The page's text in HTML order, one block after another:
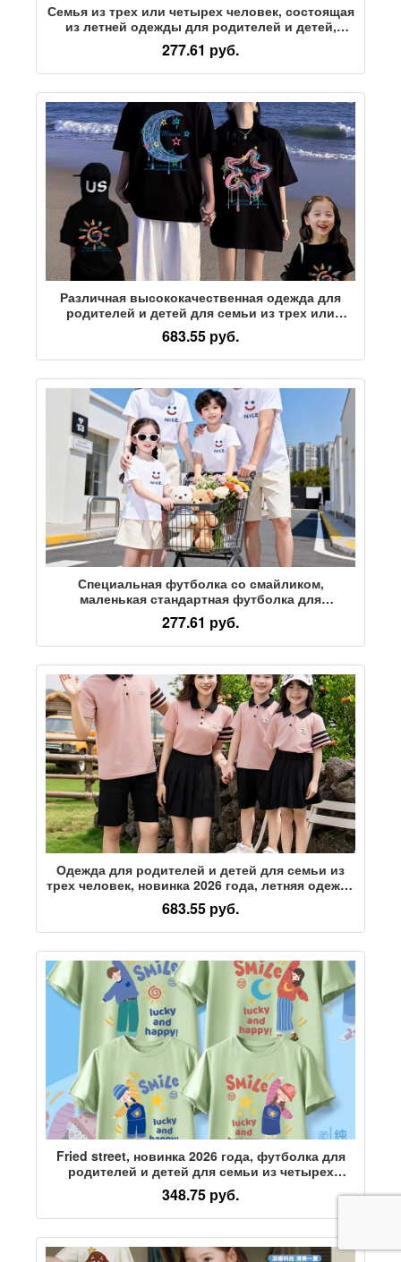
Семья из трех или четырех человек, состоящая
из летней одежды для родителей и детей,
носит хлопковую футболку с милым рисунком
и короткими рукавами и круглым вырезом,
повседневную одежду
277.61 руб.
Различная высококачественная одежда для
родителей и детей для семьи из трех или
четырех человек, женская футболка для матери
и ребенка, 2026 супер-горячая летняя детская
одежда с короткими рукавами
683.55 руб.
Специальная футболка со смайликом,
маленькая стандартная футболка для
родителей и детей, летний новый стиль, из
чистого хлопка с короткими рукавами, для
семейных прогулок из трех и четырех человек
277.61 руб.
Одежда для родителей и детей для семьи из
трех человек, новинка 2026 года, летняя одежда
для семьи из четырех человек, юбка для мамы
и дочки, рубашка-поло высокого класса с
короткими рукавами, летний костюм
683.55 руб.
Fried street, новинка 2026 года, футболка для
родителей и детей для семьи из четырех
человек, летняя хлопковая футболка с
короткими рукавами для отдыха на море,
весенняя семейная одежда для прогулок
348.75 руб.